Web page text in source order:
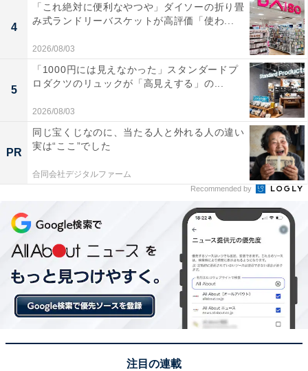
4
「これ絶対に便利なやつや」ダイソーの折り畳
み式ランドリーバスケットが高評価「使わ...
2026/08/03
5
「1000円には見えなかった」スタンダードプ
ロダクツのリュックが「高見えする」の...
2026/08/03
PR
同じ宝くじなのに、当たる人と外れる人の違い
実は“ここ”でした
合同会社デジタルファーム
Recommended by
注目の連載